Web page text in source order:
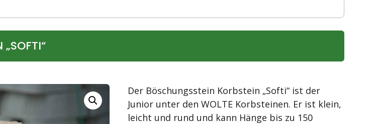
„SOFTI“
Der Böschungsstein Korbstein „Softi“ ist der
Junior unter den WOLTE Korbsteinen. Er ist klein,
leicht und rund und kann Hänge bis zu 150